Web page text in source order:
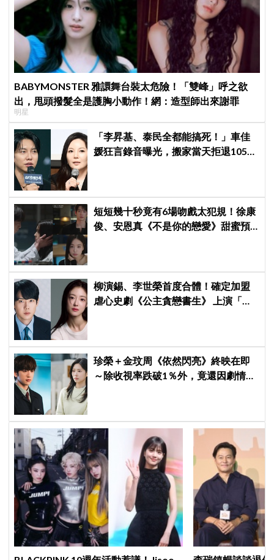
BABYMONSTER 雅譞舞台裝太危險！「雙峰」呼之欲
出，甩頭撥髮全是護胸小動作！網：造型師出來謝罪
明星
「李昇基、泰民全都能搞死！」車佳
媛狂言錄音曝光，搬家當天拒退105億
短短幾十秒竟有6場吻戲太犯規！徐康
俊、安恩真《不是你的戀愛》甜蜜預
柳演錫、李世榮首度合體！確定加盟
虐心史劇《公主貪戀書生》 上演「朝
珍榮＋金玟周《依然閃亮》終映在即
～除收視率跌破1％外，竟還因劇情美